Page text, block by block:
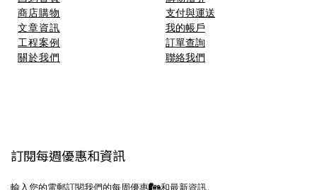
商店購物
文章資訊
工程案例
關於我們
支付與運送
我的帳戶
訂單查詢
聯絡我們
訂閱每週優惠和資訊